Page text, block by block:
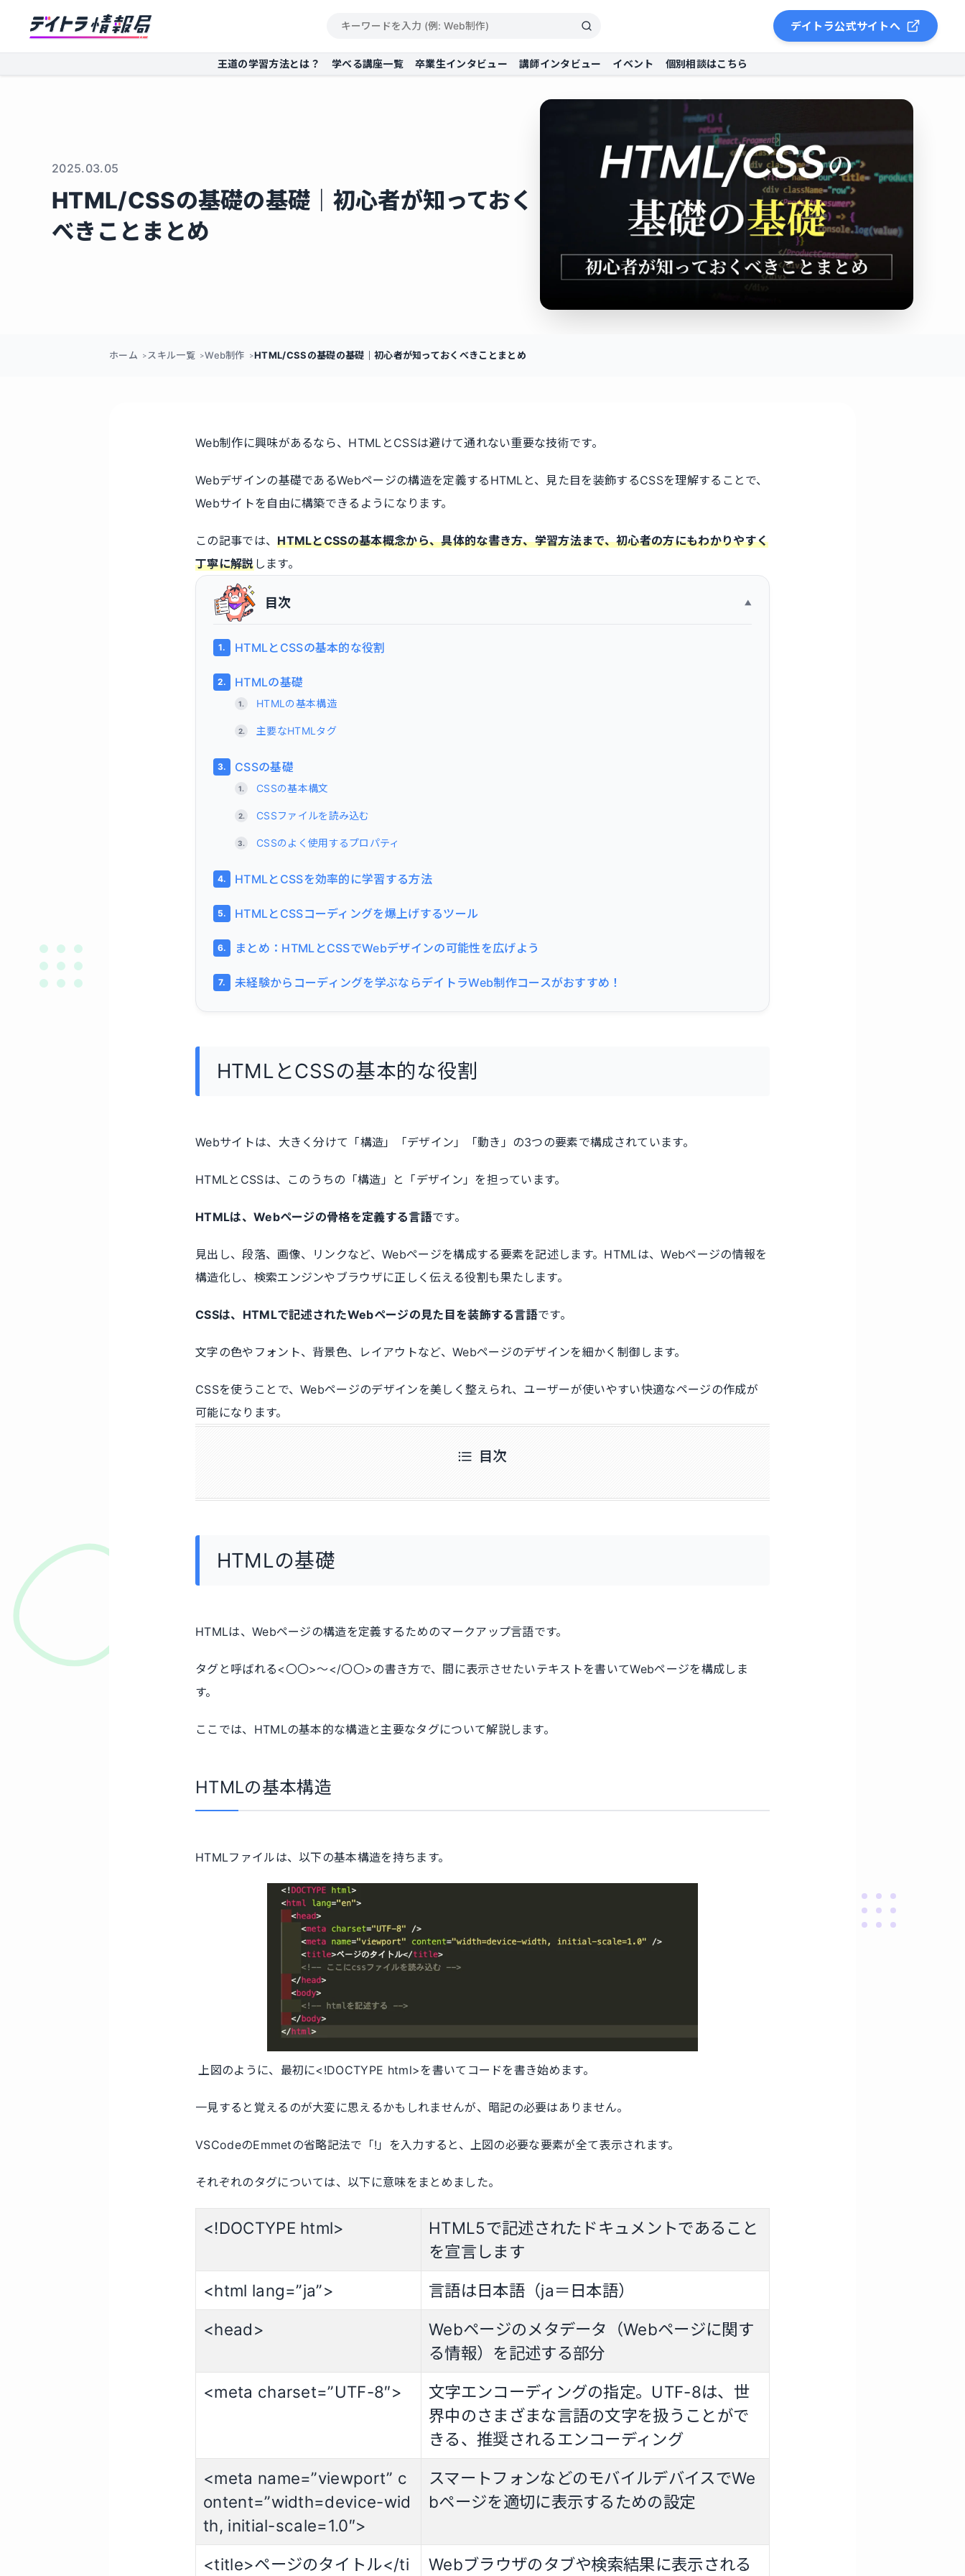
デイトラ公式サイトへ
王道の学習方法とは？ 学べる講座一覧 卒業生インタビュー 講師インタビュー イベント 個別相談はこちら
2025.03.05
HTML/CSSの基礎の基礎｜初心者が知っておく
べきことまとめ
ホーム スキル一覧 Web制作 HTML/CSSの基礎の基礎｜初心者が知っておくべきことまとめ
Web制作に興味があるなら、HTMLとCSSは避けて通れない重要な技術です。
Webデザインの基礎であるWebページの構造を定義するHTMLと、見た目を装飾するCSSを理解することで、
Webサイトを自由に構築できるようになります。
この記事では、HTMLとCSSの基本概念から、具体的な書き方、学習方法まで、初心者の方にもわかりやすく
丁寧に解説します。
目次
HTMLとCSSの基本的な役割
HTMLの基礎
HTMLの基本構造
主要なHTMLタグ
CSSの基礎
CSSの基本構文
CSSファイルを読み込む
CSSのよく使用するプロパティ
HTMLとCSSを効率的に学習する方法
HTMLとCSSコーディングを爆上げするツール
まとめ：HTMLとCSSでWebデザインの可能性を広げよう
未経験からコーディングを学ぶならデイトラWeb制作コースがおすすめ！
HTMLとCSSの基本的な役割
Webサイトは、大きく分けて「構造」「デザイン」「動き」の3つの要素で構成されています。
HTMLとCSSは、このうちの「構造」と「デザイン」を担っています。
HTMLは、Webページの骨格を定義する言語です。
見出し、段落、画像、リンクなど、Webページを構成する要素を記述します。HTMLは、Webページの情報を
構造化し、検索エンジンやブラウザに正しく伝える役割も果たします。
CSSは、HTMLで記述されたWebページの見た目を装飾する言語です。
文字の色やフォント、背景色、レイアウトなど、Webページのデザインを細かく制御します。
CSSを使うことで、Webページのデザインを美しく整えられ、ユーザーが使いやすい快適なページの作成が
可能になります。
目次
HTMLの基礎
HTMLは、Webページの構造を定義するためのマークアップ言語です。
タグと呼ばれる<〇〇>〜</〇〇>の書き方で、間に表示させたいテキストを書いてWebページを構成しま
す。
ここでは、HTMLの基本的な構造と主要なタグについて解説します。
HTMLの基本構造
HTMLファイルは、以下の基本構造を持ちます。
上図のように、最初に<!DOCTYPE html>を書いてコードを書き始めます。
一見すると覚えるのが大変に思えるかもしれませんが、暗記の必要はありません。
VSCodeのEmmetの省略記法で「!」を入力すると、上図の必要な要素が全て表示されます。
それぞれのタグについては、以下に意味をまとめました。
<!DOCTYPE html>
HTML5で記述されたドキュメントであること
を宣言します
<html lang=”ja”>
言語は日本語（ja＝日本語）
<head>
Webページのメタデータ（Webページに関す
る情報）を記述する部分
<meta charset=”UTF-8″>
文字エンコーディングの指定。UTF-8は、世
界中のさまざまな言語の文字を扱うことがで
きる、推奨されるエンコーディング
<meta name=”viewport” c
ontent=”width=device-wid
th, initial-scale=1.0″>
スマートフォンなどのモバイルデバイスでWe
bページを適切に表示するための設定
<title>ページのタイトル</ti Webブラウザのタブや検索結果に表示される